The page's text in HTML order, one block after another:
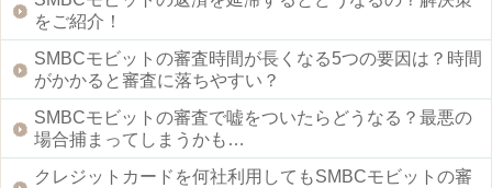
をご紹介！
SMBCモビットの審査時間が長くなる5つの要因は？時間
がかかると審査に落ちやすい？
SMBCモビットの審査で嘘をついたらどうなる？最悪の
場合捕まってしまうかも…
クレジットカードを何社利用してもSMBCモビットの審